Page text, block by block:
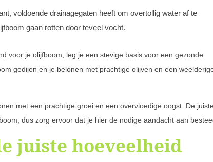
voldoende drainagegaten heeft om overtollig water af te
gaan rotten door teveel vocht.
voor je olijfboom, leg je een stevige basis voor een gezonde
gedijen en je belonen met prachtige olijven en een
met een prachtige groei en een overvloedige oogst. De juiste
dus zorg ervoor dat je hier de nodige aandacht aan
juiste hoeveelheid